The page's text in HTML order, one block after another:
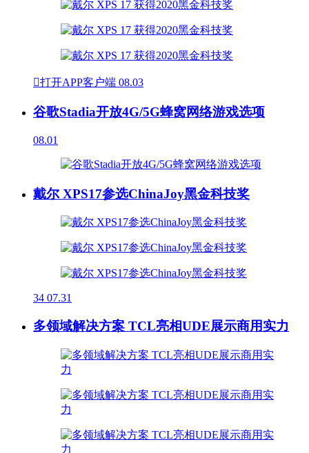
打开APP客户端 08.03
谷歌Stadia开放4G/5G蜂窝网络游戏选项
08.01
戴尔 XPS17参选ChinaJoy黑金科技奖
34 07.31
多领域解决方案 TCL亮相UDE展示商用实力